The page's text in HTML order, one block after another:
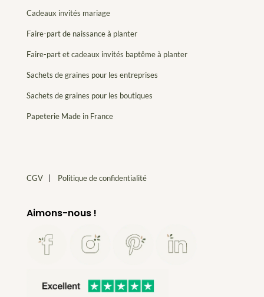
Cadeaux invités mariage
Faire-part de naissance à planter
Faire-part et cadeaux invités baptême à planter
Sachets de graines pour les entreprises
Sachets de graines pour les boutiques
Papeterie Made in France
CGV| Politique de confidentialité
Aimons-nous !